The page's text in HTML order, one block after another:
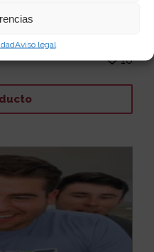
Aviso legal
fútbol con este juego
16